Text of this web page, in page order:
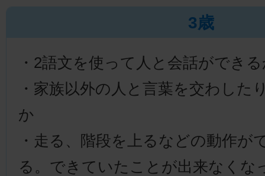
3歳
・2語文を使って人と会話ができ
・家族以外の人と言葉を交わした
か
・走る、階段を上るなどの動作が
る。できていたことが出来なくな